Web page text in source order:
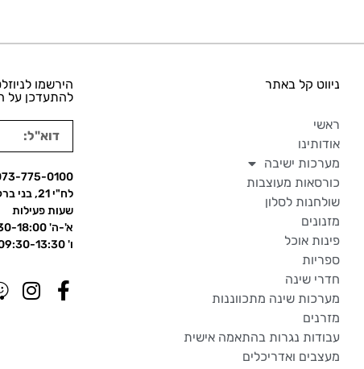
ניווט קל באתר
ראשי
אודותינו
מערכות ישיבה
כורסאות מעוצבות
שולחנות לסלון
מזנונים
פינות אוכל
ספריות
חדרי שינה
מערכות שינה מתכווננות
מזרנים
עבודות נגרות בהתאמה אישית
מעצבים ואדריכלים
הירשמו
להתעדכן על
775-0100
לח"י 21, בני ברק
שעות פעילות
א'-ה' 09:30-18:00
ו' 09:30-13:30